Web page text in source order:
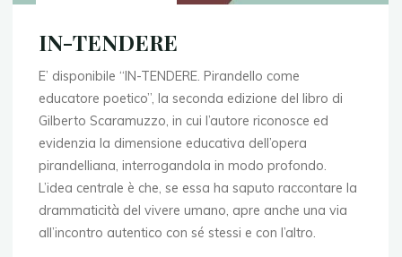
IN-TENDERE
E’ disponibile “IN-TENDERE. Pirandello come
educatore poetico”, la seconda edizione del libro di
Gilberto Scaramuzzo, in cui l’autore riconosce ed
evidenzia la dimensione educativa dell’opera
pirandelliana, interrogandola in modo profondo.
L’idea centrale è che, se essa ha saputo raccontare la
drammaticità del vivere umano, apre anche una via
all’incontro autentico con sé stessi e con l’altro.